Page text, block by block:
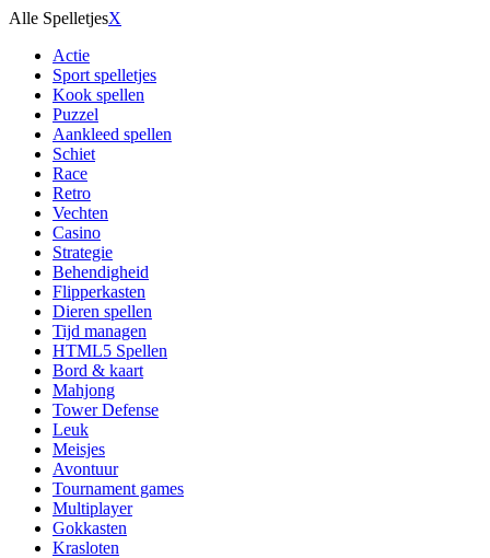
Alle SpelletjesX
Actie
Sport spelletjes
Kook spellen
Puzzel
Aankleed spellen
Schiet
Race
Retro
Vechten
Casino
Strategie
Behendigheid
Flipperkasten
Dieren spellen
Tijd managen
HTML5 Spellen
Bord & kaart
Mahjong
Tower Defense
Leuk
Meisjes
Avontuur
Tournament games
Multiplayer
Gokkasten
Krasloten